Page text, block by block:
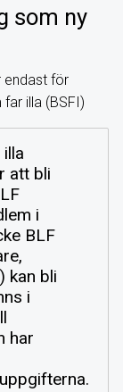
som ny
endast för
illa (BSFI)
att bli
i
BLF
kan bli
i
har